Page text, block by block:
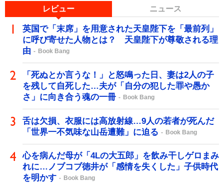
レビュー ニュース
英国で「末席」を用意された天皇陛下を「最前列」
に呼び寄せた人物とは？ 天皇陛下が尊敬される理
由
Book Bang
「死ぬとか言うな！」と怒鳴った日、妻は2人の子
を残して自死した…夫が「自分の犯した罪や愚か
さ」に向き合う魂の一冊
Book Bang
舌は欠損、衣服には高放射線…9人の若者が死んだ
「世界一不気味な山岳遭難」に迫る
Book Bang
心を病んだ母が「4Lの大五郎」を飲み干しゲロまみ
れに…ノブコブ徳井が「感情を失くした」子供時代
を明かす
Book Bang